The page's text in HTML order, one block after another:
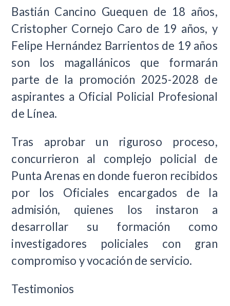
Bastián Cancino Guequen de 18 años,
Cristopher Cornejo Caro de 19 años, y
Felipe Hernández Barrientos de 19 años
son los magallánicos que formarán
parte de la promoción 2025-2028 de
aspirantes a Oficial Policial Profesional
de Línea.
Tras aprobar un riguroso proceso,
concurrieron al complejo policial de
Punta Arenas en donde fueron recibidos
por los Oficiales encargados de la
admisión, quienes los instaron a
desarrollar su formación como
investigadores policiales con gran
compromiso y vocación de servicio.
Testimonios